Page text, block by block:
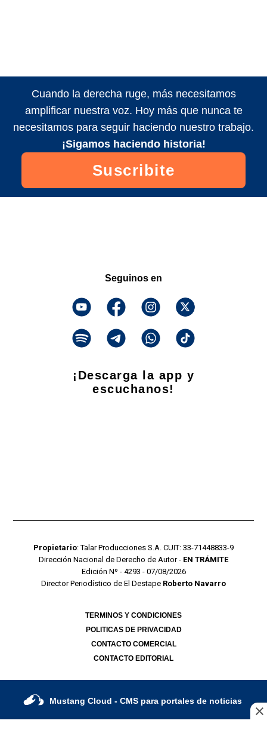
Cuando la derecha ruge, más necesitamos
amplificar nuestra voz. Hoy más que nunca te
necesitamos para seguir haciendo nuestro trabajo.
¡Sigamos haciendo historia!
Suscribite
Seguinos en
¡Descarga la app y
escuchanos!
Propietario: Talar Producciones S.A. CUIT: 33-71448833-9
Dirección Nacional de Derecho de Autor - EN TRÁMITE
Edición Nº - 4293 - 07/08/2026
Director Periodístico de El Destape Roberto Navarro
TERMINOS Y CONDICIONES
POLITICAS DE PRIVACIDAD
CONTACTO COMERCIAL
CONTACTO EDITORIAL
Mustang Cloud - CMS para portales de noticias